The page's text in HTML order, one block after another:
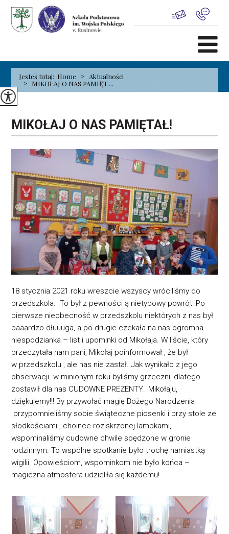
Jesteś tutaj: Home > Aktualności
> MIKOŁAJ O NAS PAMIĘT ...
MIKOŁAJ O NAS PAMIĘTAŁ!
18 stycznia 2021 roku wreszcie wszyscy wróciliśmy do
przedszkola. To był z pewności ą nietypowy powrót! Po
pierwsze nieobecność w przedszkolu niektórych z nas był
baaardzo dłuuuga, a po drugie czekała na nas ogromna
niespodzianka – list i upominki od Mikołaja. W liście, który
przeczytała nam pani, Mikołaj poinformował , że był
w przedszkolu , ale nas nie zastał. Jak wynikało z jego
obserwacji w minionym roku byliśmy grzeczni, dlatego
zostawił dla nas CUDOWNE PREZENTY. Mikołaju,
dziękujemy!!! By przywołać magię Bożego Narodzenia
przypomnieliśmy sobie świąteczne piosenki i przy stole ze
słodkościami , choince roziskrzonej lampkami,
wspominaliśmy cudowne chwile spędzone w gronie
rodzinnym. To wspólne spotkanie było trochę namiastką
wigilii. Opowieściom, wspominkom nie było końca –
magiczna atmosfera udzieliła się każdemu!